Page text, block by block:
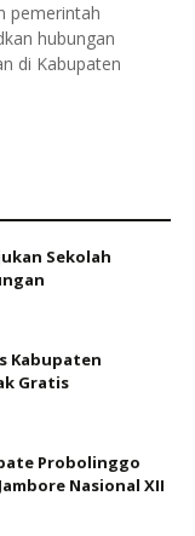
pemerintah
hubungan
di Kabupaten
Sekolah
Kabupaten
Gratis
Probolinggo
Nasional XII